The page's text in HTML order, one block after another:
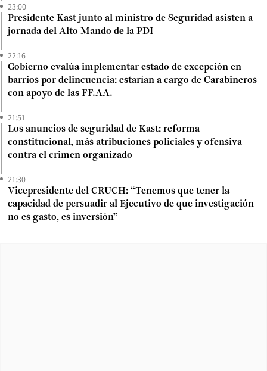
23:00
Presidente Kast junto al ministro de Seguridad asisten a
jornada del Alto Mando de la PDI
22:16
Gobierno evalúa implementar estado de excepción en
barrios por delincuencia: estarían a cargo de Carabineros
con apoyo de las FF.AA.
21:51
Los anuncios de seguridad de Kast: reforma
constitucional, más atribuciones policiales y ofensiva
contra el crimen organizado
21:30
Vicepresidente del CRUCH: “Tenemos que tener la
capacidad de persuadir al Ejecutivo de que investigación
no es gasto, es inversión”